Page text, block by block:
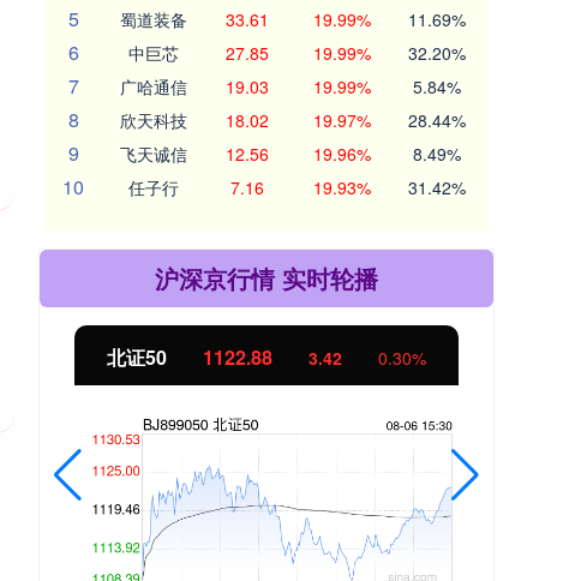
5 蜀道装备 33.61 19.99% 11.69%
6 中巨芯 27.85 19.99% 32.20%
7 广哈通信 19.03 19.99% 5.84%
8 欣天科技 18.02 19.97% 28.44%
9 飞天诚信 12.56 19.96% 8.49%
10 任子行 7.16 19.93% 31.42%
沪深京行情 实时轮播
北证50 1122.88 3.42 0.30%